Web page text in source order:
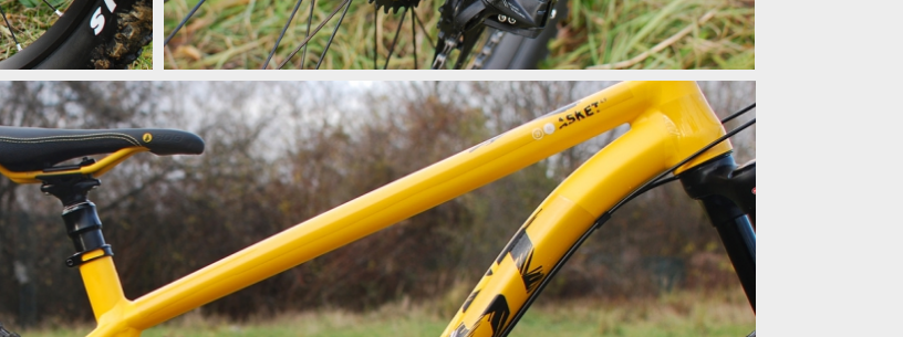
Ghost Asket 4.9 AL - pohon 1x11 od Sramu
Ghost Asket 4.9 AL - pohon 1x11 od Sramu
Ghost Asket 4.9 AL - pohon 1x11 od Sramu
Ghost Asket 4.9 AL - pohon 1x11 od Sramu